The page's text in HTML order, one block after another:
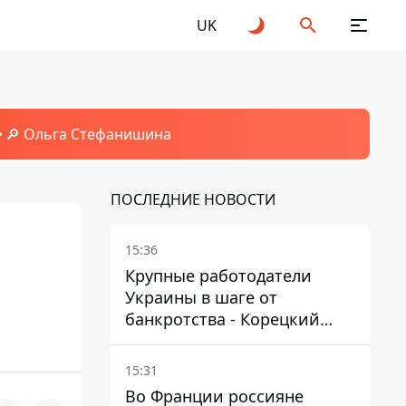
UK
🔎 Ольга Стефанишина
ПОСЛЕДНИЕ НОВОСТИ
15:36
Крупные работодатели
Украины в шаге от
банкротства - Корецкий
обещает им… новые склады
15:31
Во Франции россияне